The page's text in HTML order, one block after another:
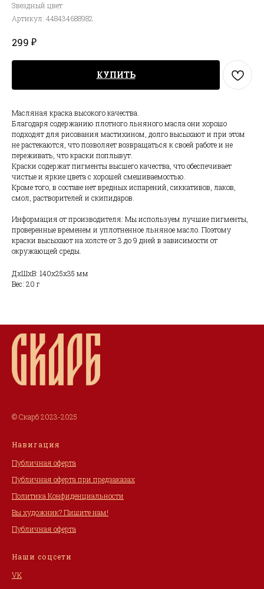
Звездный цвет
Артикул: 448434688982
299 ₽
КУПИТЬ
Масляная краска высокого качества.
Благодаря содержанию плотного льняного масла они хорошо
подходят для рисования мастихином, долго высыхают и при этом
не растекаются, что позволяет возвращаться к своей работе и не
переживать, что краски поплывут.
Краски содержат пигменты высшего качества, что обеспечивает
чистые и яркие цвета с хорошей смешиваемостью.
Кроме того, в составе нет вредных испарений, сиккативов, лаков,
смол, растворителей и скипидаров.
Информация от производителя: Мы используем лучшие пигменты,
проверенные временем и уплотненное льняное масло. Поэтому
краски высыхают на холсте от 3 до 9 дней в зависимости от
окружающей среды.
ДxШxВ: 140x25x35 мм
Вес: 20 г
© Скарб 2023-2025
Навигация
Публичная оферта
Публичная оферта при предзаказах
Политика Конфиденциальности
Вы художник? Пишите нам!
Публичная оферта
Наши соцсети
VK